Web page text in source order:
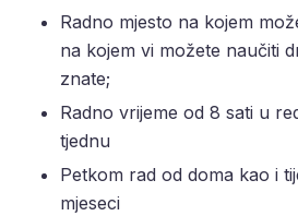
Radno mjesto na kojem
na kojem vi možete naučiti
znate;
Radno vrijeme od 8 sati u
tjednu
Petkom rad od doma kao i
mjeseci